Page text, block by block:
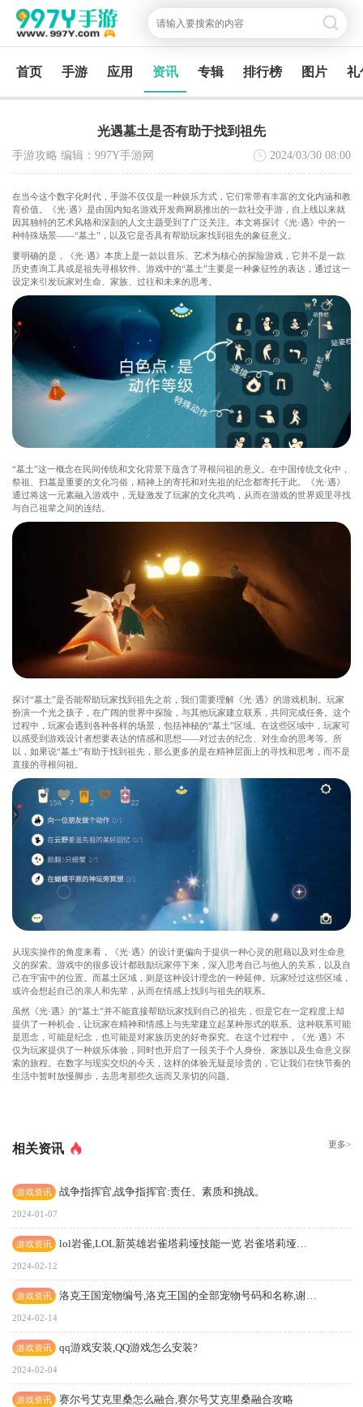
首页 手游 应用 资讯 专辑 排行榜 图片 礼
光遇墓土是否有助于找到祖先
手游攻略 编辑：997Y手游网 2024/03/30 08:00
在当今这个数字化时代，手游不仅仅是一种娱乐方式，它们常带有丰富的文化内涵和教
育价值。《光·遇》是由国内知名游戏开发商网易推出的一款社交手游，自上线以来就
因其独特的艺术风格和深刻的人文主题受到了广泛关注。本文将探讨《光·遇》中的一
种特殊场景——“墓土”，以及它是否具有帮助玩家找到祖先的象征意义。
要明确的是，《光·遇》本质上是一款以音乐、艺术为核心的探险游戏，它并不是一款
历史查询工具或是祖先寻根软件。游戏中的“墓土”主要是一种象征性的表达，通过这一
设定来引发玩家对生命、家族、过往和未来的思考。
“墓土”这一概念在民间传统和文化背景下蕴含了寻根问祖的意义。在中国传统文化中，
祭祖、扫墓是重要的文化习俗，精神上的寄托和对先祖的纪念都寄托于此。《光·遇》
通过将这一元素融入游戏中，无疑激发了玩家的文化共鸣，从而在游戏的世界观里寻找
与自己祖辈之间的连结。
探讨“墓土”是否能帮助玩家找到祖先之前，我们需要理解《光·遇》的游戏机制。玩家
扮演一个光之孩子，在广阔的世界中探险，与其他玩家建立联系，共同完成任务。这个
过程中，玩家会遇到各种各样的场景，包括神秘的“墓土”区域。在这些区域中，玩家可
以感受到游戏设计者想要表达的情感和思想——对过去的纪念、对生命的思考等。所
以，如果说“墓土”有助于找到祖先，那么更多的是在精神层面上的寻找和思考，而不是
直接的寻根问祖。
从现实操作的角度来看，《光·遇》的设计更偏向于提供一种心灵的慰藉以及对生命意
义的探索。游戏中的很多设计都鼓励玩家停下来，深入思考自己与他人的关系，以及自
己在宇宙中的位置。而墓土区域，则是这种设计理念的一种延伸。玩家经过这些区域，
或许会想起自己的亲人和先辈，从而在情感上找到与祖先的联系。
虽然《光·遇》的“墓土”并不能直接帮助玩家找到自己的祖先，但是它在一定程度上却
提供了一种机会，让玩家在精神和情感上与先辈建立起某种形式的联系。这种联系可能
是思念，可能是纪念，也可能是对家族历史的好奇探究。在这个过程中，《光·遇》不
仅为玩家提供了一种娱乐体验，同时也开启了一段关于个人身份、家族以及生命意义探
索的旅程。在数字与现实交织的今天，这样的体验无疑是珍贵的，它让我们在快节奏的
生活中暂时放慢脚步，去思考那些久远而又亲切的问题。
相关资讯 更多>
游戏资讯 战争指挥官,战争指挥官:责任、素质和挑战。
2024-01-07
游戏资讯 lol岩雀,LOL新英雄岩雀塔莉垭技能一览 岩雀塔莉垭适合什么位置
2024-02-12
游戏资讯 洛克王国宠物编号,洛克王国的全部宠物号码和名称,谢谢,这条题二百分
2024-02-14
游戏资讯 qq游戏安装,QQ游戏怎么安装?
2024-02-04
游戏资讯 赛尔号艾克里桑怎么融合,赛尔号艾克里桑融合攻略